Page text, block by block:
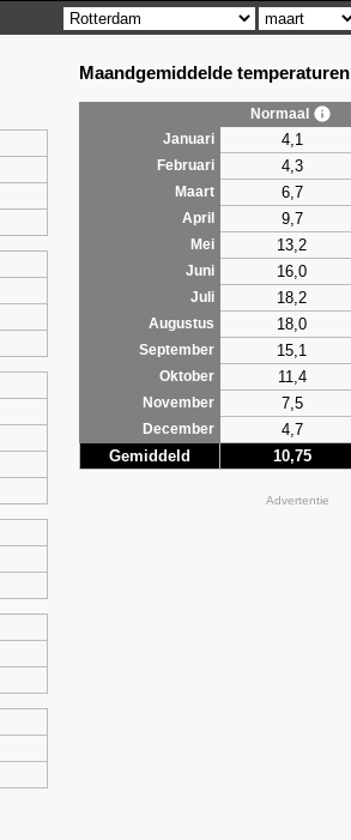
Maandgemiddelde temperaturen
Normaal
Januari
4,1
Februari 4,3
Maart 6,7
April
9,7
Mei
13,2
Juni
16,0
Juli
18,2
Augustus
18,0
September
15,1
Oktober
11,4
November
7,5
December
4,7
Gemiddeld 10,75
Advertentie